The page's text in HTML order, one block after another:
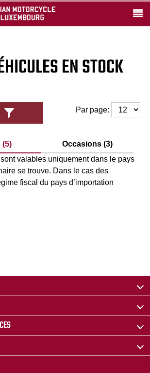
EN STOCK
Par page:
(5)
Occasions (3)
valables uniquement dans le pays
se trouve. Dans le cas des
fiscal du pays d’importation